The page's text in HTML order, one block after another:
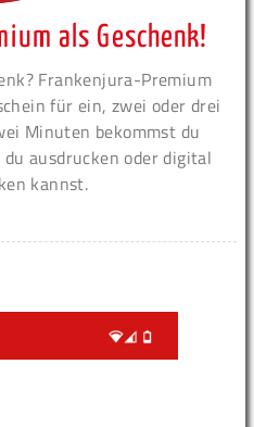
als Geschenk!
Frankenjura-Premium
für ein, zwei oder drei
Minuten bekommst du
ausdrucken oder digital
kannst.